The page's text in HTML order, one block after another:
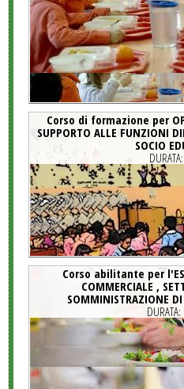
Corso di formazione per
SUPPORTO ALLE FUNZIONI
SOCIO
DURATA:
Corso abilitante per
COMMERCIALE ,
SOMMINISTRAZIONE
DURATA: